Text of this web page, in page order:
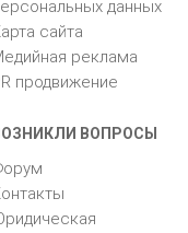
данных
сайта
реклама
продвижение
ВОПРОСЫ